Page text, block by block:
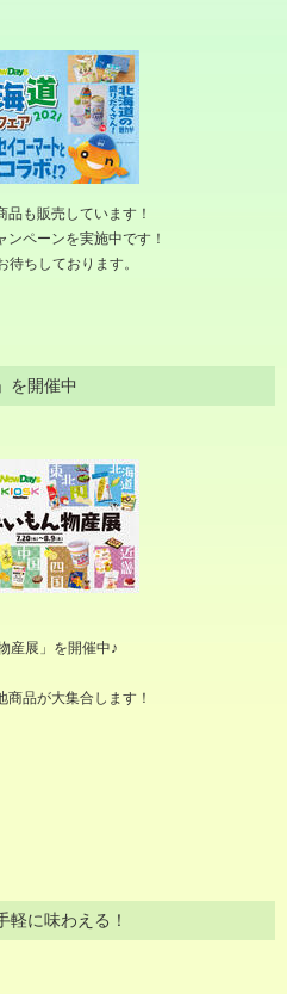
も販売しています！
ペーンを実施中です！
ちしております。
を開催中
産展」を開催中♪
品が大集合します！
軽に味わえる！